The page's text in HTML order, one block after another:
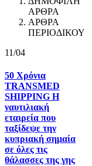
ΑΡΘΡΑ
ΑΡΘΡΑ
ΠΕΡΙΟΔΙΚΟΥ
11/04
50 Χρόνια
TRANSMED
SHIPPING Η
ναυτιλιακή
εταιρεία που
ταξίδεψε την
κυπριακή σημαία
σε όλες τις
θάλασσες της γης